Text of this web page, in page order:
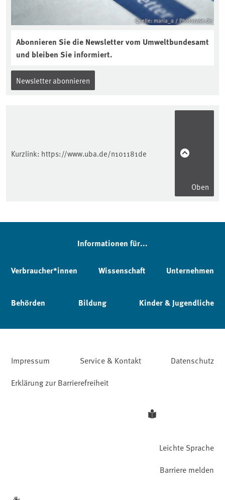
Quelle: maria_a / Photocase.de
Abonnieren Sie die Newsletter vom Umweltbundesamt
und bleiben Sie informiert.
Newsletter abonnieren
Kurzlink: https://www.uba.de/n101181de
Oben
Informationen für...
Verbraucher*innen Wissenschaft Unternehmen
Behörden Bildung Kinder & Jugendliche
Impressum Service & Kontakt
Datenschutz
Erklärung zur Barrierefreiheit
Leichte Sprache
Barriere melden